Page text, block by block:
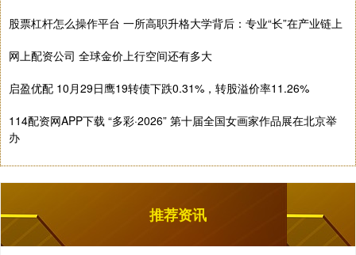
股票杠杆怎么操作平台 一所高职升格大学背后：专业“长”在产业链上
网上配资公司 全球金价上行空间还有多大
启盈优配 10月29日鹰19转债下跌0.31%，转股溢价率11.26%
114配资网APP下载 “多彩·2026” 第十届全国女画家作品展在北京举
办
推荐资讯